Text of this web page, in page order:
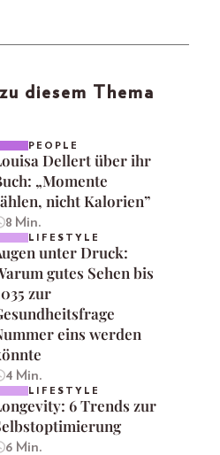
diesem Thema
PEOPLE
Dellert über ihr
„Momente
nicht Kalorien”
8 Min.
LIFESTYLE
unter Druck:
gutes Sehen bis
zur
eins werden
4 Min.
LIFESTYLE
6 Trends zur
6 Min.